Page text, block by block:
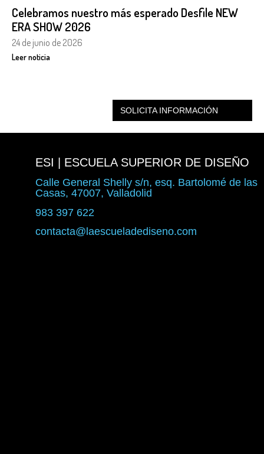
Celebramos nuestro más esperado Desfile NEW
ERA SHOW 2026
24 de junio de 2026
Leer noticia
SOLICITA INFORMACIÓN
ESI | ESCUELA SUPERIOR DE DISEÑO
Calle General Shelly s/n, esq. Bartolomé de las
Casas, 47007, Valladolid
983 397 622
contacta@laescueladediseno.com